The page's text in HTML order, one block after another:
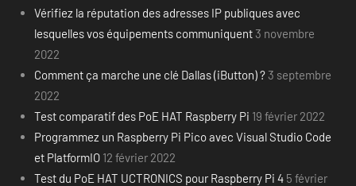
Vérifiez la réputation des adresses IP publiques avec
lesquelles vos équipements communiquent 3 novembre
2022
Comment ça marche une clé Dallas (iButton) ? 3 septembre
2022
Test comparatif des PoE HAT Raspberry Pi 19 février 2022
Programmez un Raspberry Pi Pico avec Visual Studio Code
et PlatformIO 12 février 2022
Test du PoE HAT UCTRONICS pour Raspberry Pi 4 5 février